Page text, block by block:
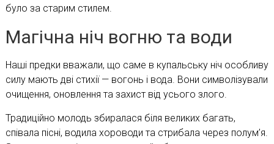
було за старим стилем.
Магічна ніч вогню та води
Наші предки вважали, що саме в купальську ніч особливу
силу мають дві стихії — вогонь і вода. Вони символізували
очищення, оновлення та захист від усього злого.
Традиційно молодь збиралася біля великих багать,
співала пісні, водила хороводи та стрибала через полум’я.